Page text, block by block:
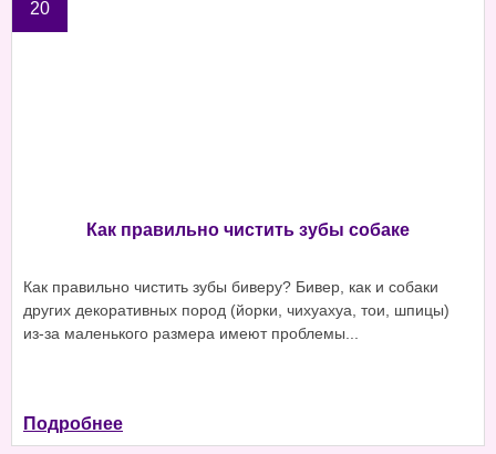
20
Как правильно чистить зубы собаке
Как правильно чистить зубы биверу? Бивер, как и собаки
других декоративных пород (йорки, чихуахуа, тои, шпицы)
из-за маленького размера имеют проблемы...
Подробнее